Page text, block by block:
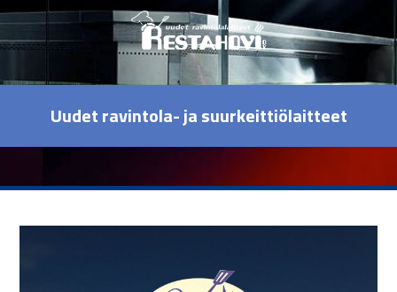
Uudet ravintola- ja suurkeittiölaitteet